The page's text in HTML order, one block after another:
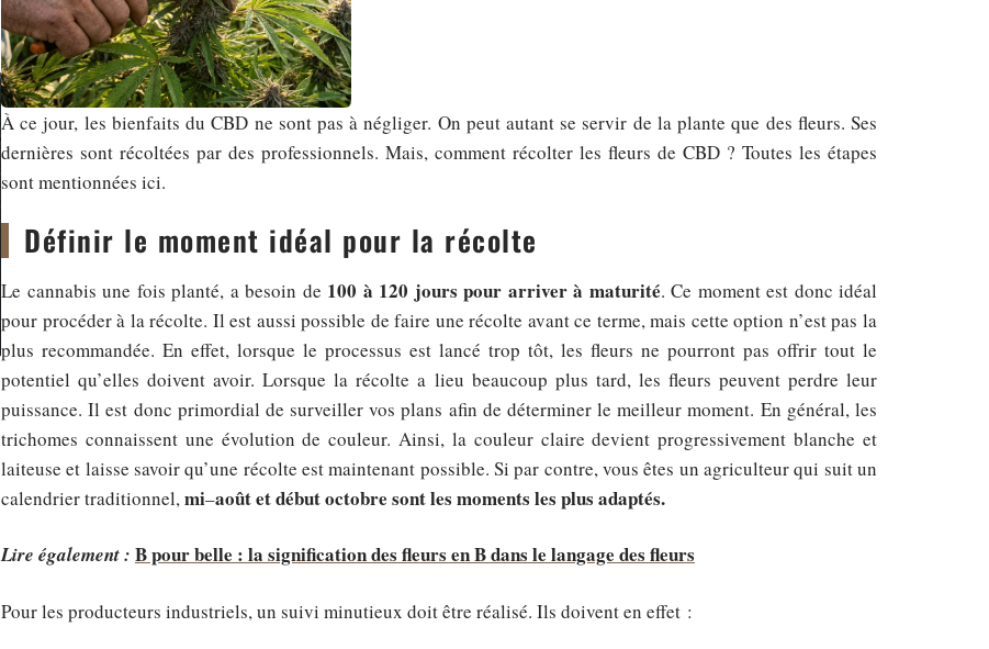
À ce jour, les bienfaits du CBD ne sont pas à négliger. On peut autant se servir de la plante que des fleurs. Ses
dernières sont récoltées par des professionnels. Mais, comment récolter les fleurs de CBD ? Toutes les étapes
sont mentionnées ici.
Définir le moment idéal pour la récolte
Le cannabis une fois planté, a besoin de 100 à 120 jours pour arriver à maturité. Ce moment est donc idéal
pour procéder à la récolte. Il est aussi possible de faire une récolte avant ce terme, mais cette option n’est pas la
plus recommandée. En effet, lorsque le processus est lancé trop tôt, les fleurs ne pourront pas offrir tout le
potentiel qu’elles doivent avoir. Lorsque la récolte a lieu beaucoup plus tard, les fleurs peuvent perdre leur
puissance. Il est donc primordial de surveiller vos plans afin de déterminer le meilleur moment. En général, les
trichomes connaissent une évolution de couleur. Ainsi, la couleur claire devient progressivement blanche et
laiteuse et laisse savoir qu’une récolte est maintenant possible. Si par contre, vous êtes un agriculteur qui suit un
calendrier traditionnel,mi–août et début octobre sont les moments les plus adaptés.
Lire également : B pour belle : la signification des fleurs en B dans le langage des fleurs
Pour les producteurs industriels, un suivi minutieux doit être réalisé. Ils doivent en effet :